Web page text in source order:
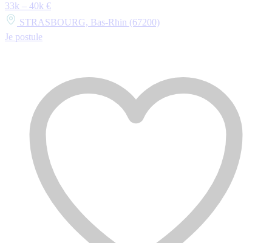
33k – 40k €
STRASBOURG, Bas-Rhin (67200)
Je postule